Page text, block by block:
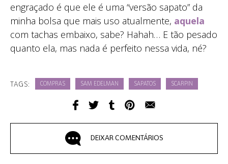
engraçado é que ele é uma “versão sapato” da
minha bolsa que mais uso atualmente, aquela
com tachas embaixo, sabe? Hahah… E tão pesado
quanto ela, mas nada é perfeito nessa vida, né?
TAGS: COMPRAS SAM EDELMAN SAPATOS SCARPIN
DEIXAR COMENTÁRIOS